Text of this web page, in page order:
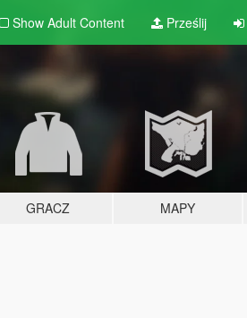
Show Adult Content Prześlij
GRACZ MAPY